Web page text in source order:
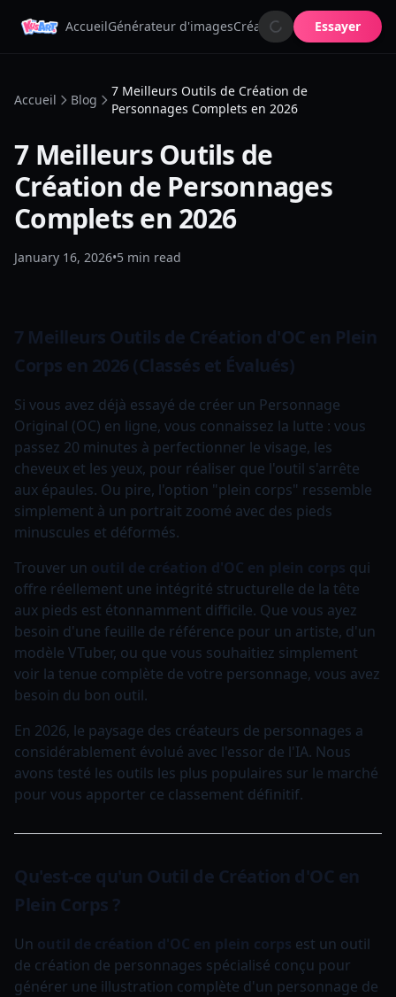
AccueilGénérateur d'imagesCréateur d'OCAnimateur
Essayer
Accueil Blog
7 Meilleurs Outils de Création de
Personnages Complets en 2026
7 Meilleurs Outils de
Création de Personnages
Complets en 2026
January 16, 2026•5 min read
7 Meilleurs Outils de Création d'OC en Plein
Corps en 2026 (Classés et Évalués)
Si vous avez déjà essayé de créer un Personnage
Original (OC) en ligne, vous connaissez la lutte : vous
passez 20 minutes à perfectionner le visage, les
cheveux et les yeux, pour réaliser que l'outil s'arrête
aux épaules. Ou pire, l'option "plein corps" ressemble
simplement à un portrait zoomé avec des pieds
minuscules et déformés.
Trouver un outil de création d'OC en plein corps qui
offre réellement une intégrité structurelle de la tête
aux pieds est étonnamment difficile. Que vous ayez
besoin d'une feuille de référence pour un artiste, d'un
modèle VTuber, ou que vous souhaitiez simplement
voir la tenue complète de votre personnage, vous avez
besoin du bon outil.
En 2026, le paysage des créateurs de personnages a
considérablement évolué avec l'essor de l'IA. Nous
avons testé les outils les plus populaires sur le marché
pour vous apporter ce classement définitif.
Qu'est-ce qu'un Outil de Création d'OC en
Plein Corps ?
Un outil de création d'OC en plein corps est un outil
de création de personnages spécialisé conçu pour
générer une illustration complète d'un personnage de